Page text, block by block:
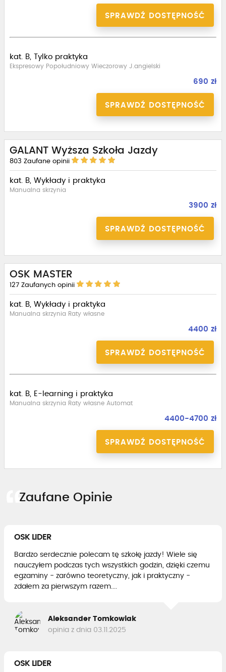
SPRAWDŹ DOSTĘPNOŚĆ
kat. B, Tylko praktyka
Ekspresowy Popołudniowy Wieczorowy J.angielski
690 zł
SPRAWDŹ DOSTĘPNOŚĆ
GALANT Wyższa Szkoła Jazdy
803 Zaufane opinii
kat. B, Wykłady i praktyka
Manualna skrzynia
3900 zł
SPRAWDŹ DOSTĘPNOŚĆ
OSK MASTER
127 Zaufanych opinii
kat. B, Wykłady i praktyka
Manualna skrzynia Raty własne
4400 zł
SPRAWDŹ DOSTĘPNOŚĆ
kat. B, E-learning i praktyka
Manualna skrzynia Raty własne Automat
4400-4700 zł
SPRAWDŹ DOSTĘPNOŚĆ
Zaufane Opinie
OSK LIDER
Bardzo serdecznie polecam tę szkołę jazdy! Wiele się
nauczyłem podczas tych wszystkich godzin, dzięki czemu
egzaminy - zarówno teoretyczny, jak i praktyczny -
zdałem za pierwszym razem....
Aleksander Tomkowiak
opinia z dnia 03.11.2025
OSK LIDER